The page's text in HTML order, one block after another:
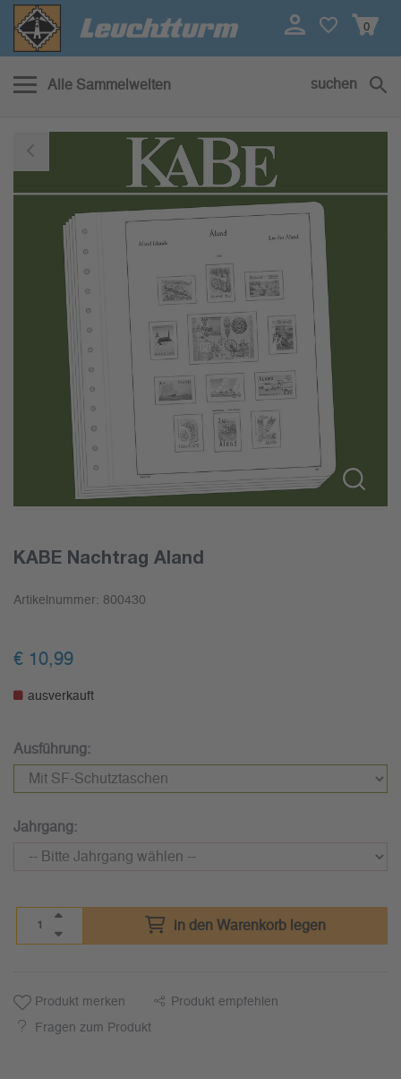
0
Alle Sammelwelten suchen
KABE Nachtrag Aland
Artikelnummer: 800430
€ 10,99
ausverkauft
Ausführung:
Jahrgang:
in den Warenkorb legen
Produkt merken Produkt empfehlen
Fragen zum Produkt